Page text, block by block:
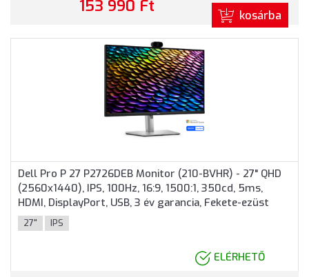
153 990 Ft kosárba
Dell Pro P 27 P2726DEB Monitor (210-BVHR) - 27" QHD
(2560x1440), IPS, 100Hz, 16:9, 1500:1, 350cd, 5ms,
HDMI, DisplayPort, USB, 3 év garancia, Fekete-ezüst
színben
27" IPS
ELÉRHETŐ